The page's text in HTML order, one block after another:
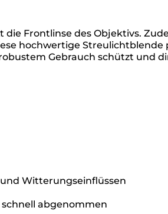
Frontlinse des Objektivs.
hochwertige Streulichtblende
Gebrauch schützt und
Witterungseinflüssen
abgenommen